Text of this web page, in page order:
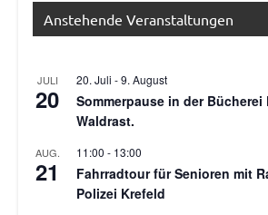
Anstehende Veranstaltungen
JULI
20
20. Juli -9. August
Sommerpause in der Bücherei
Waldrast.
AUG.
21
11:00 - 13:00
Fahrradtour für Senioren mit
Polizei Krefeld